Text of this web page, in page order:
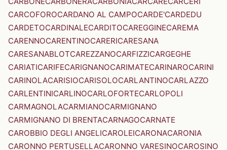
CARCOFOROCARDANO AL CAMPOCARDE'CARDEDU
CARDETOCARDINALECARDITOCAREGGINECAREMA
CARENNOCARENTINOCARERICARESANA
CARESANABLOTCAREZZANOCARFIZZICARGEGHE
CARIATICARIFECARIGNANOCARIMATECARINAROCARINI
CARINOLACARISIOCARISOLOCARLANTINOCARLAZZO
CARLENTINICARLINOCARLOFORTECARLOPOLI
CARMAGNOLACARMIANOCARMIGNANO
CARMIGNANO DI BRENTACARNAGOCARNATE
CAROBBIO DEGLI ANGELICAROLEICARONACARONIA
CARONNO PERTUSELLACARONNO VARESINOCAROSINO